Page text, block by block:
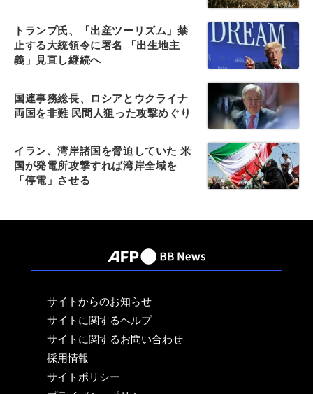
トランプ氏、「出産ツーリズム」禁
止する大統領令に署名 「出生地主
義」見直し継続へ
国連事務総長、ロシアとウクライナ
両国を非難 民間人狙った攻撃めぐり
イラン、湾岸諸国を脅迫していた 米
国が発電所攻撃すれば湾岸全域を
「停電」させる
サイトからのお知らせ
サイトに関するヘルプ
サイトに関するお問い合わせ
採用情報
サイトポリシー